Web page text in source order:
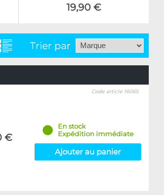
19,90 €
Trier par
€
Code article 16065
En stock
Expédition immédiate
Ajouter au panier